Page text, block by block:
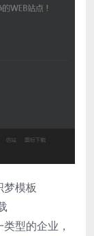
梦模板
型的企业，